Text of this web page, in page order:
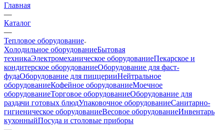
Главная
—
Каталог
—
Тепловое оборудование
Холодильное оборудованиеБытовая
техникаЭлектромеханическое оборудованиеПекарское и
кондитерское оборудованиеОборудование для фаст-
фудаОборудование для пиццерииНейтральное
оборудованиеКофейное оборудованиеМоечное
оборудованиеТорговое оборудованиеОборудование для
раздачи готовых блюдУпаковочное оборудованиеСанитарно-
гигиеническое оборудованиеВесовое оборудованиеИнвентарь
кухонныйПосуда и столовые приборы